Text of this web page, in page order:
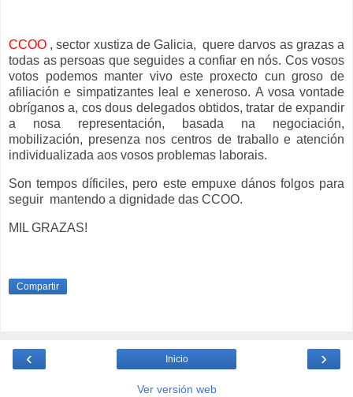
CCOO , sector xustiza de Galicia, quere darvos as grazas a
todas as persoas que seguides a confiar en nós. Cos vosos
votos podemos manter vivo este proxecto cun groso de
afiliación e simpatizantes leal e xeneroso. A vosa vontade
obríganos a, cos dous delegados obtidos, tratar de expandir
a nosa representación, basada na negociación,
mobilización, presenza nos centros de traballo e atención
individualizada aos vosos problemas laborais.
Son tempos díficiles, pero este empuxe dános folgos para
seguir mantendo a dignidade das CCOO.
MIL GRAZAS!
Compartir
‹ ›
Inicio
Ver versión web